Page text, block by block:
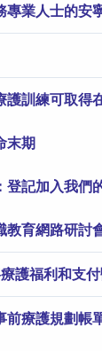
專業人士的安
訓練可取得
末期
登記加入我們
教育網路研討
護福利和支
前療護規劃帳